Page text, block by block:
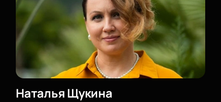
Обратите внимание, возможна смена актёрского
состава.
Режиссёр:
Виктор Шамиров
Актёрский состав:Гоша Куценко, Наталья Щукина,
Григорий Сиятвинда, Александра Ревенко, Тина
Стойилкович, Ростислав Бершауэр
Наталья Щукина